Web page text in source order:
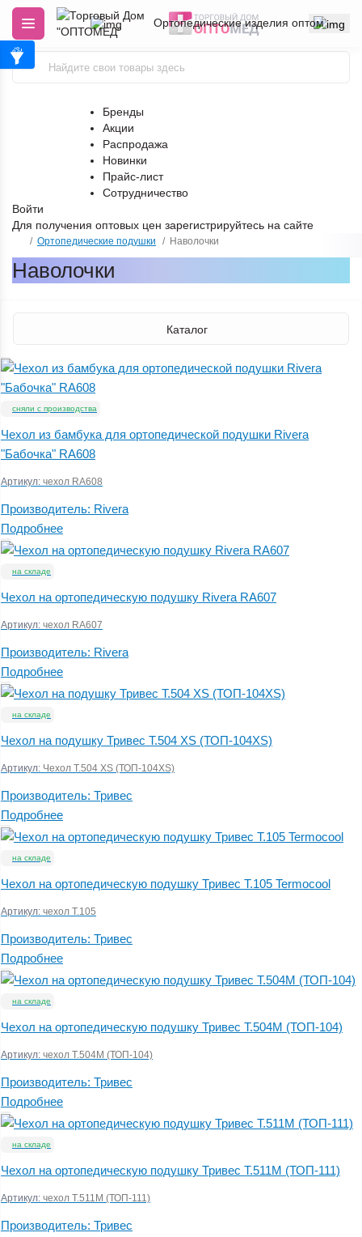
Ортопедические изделия оптом
Бренды
Акции
Распродажа
Новинки
Прайс-лист
Сотрудничество
Войти
Для получения оптовых цен зарегистрируйтесь на сайте
Ортопедические подушки Наволочки
Наволочки
Каталог
сняли с производства
Чехол из бамбука для ортопедической подушки Rivera
"Бабочка" RA608
Артикул: чехол RA608
Производитель: Rivera
Подробнее
на складе
Чехол на ортопедическую подушку Rivera RA607
Артикул: чехол RA607
Производитель: Rivera
Подробнее
на складе
Чехол на подушку Тривес Т.504 XS (ТОП-104XS)
Артикул: Чехол Т.504 XS (ТОП-104XS)
Производитель: Тривес
Подробнее
на складе
Чехол на ортопедическую подушку Тривес Т.105 Termocool
Артикул: чехол T.105
Производитель: Тривес
Подробнее
на складе
Чехол на ортопедическую подушку Тривес Т.504М (ТОП-104)
Артикул: чехол Т.504М (ТОП-104)
Производитель: Тривес
Подробнее
на складе
Чехол на ортопедическую подушку Тривес Т.511М (ТОП-111)
Артикул: чехол Т.511М (ТОП-111)
Производитель: Тривес